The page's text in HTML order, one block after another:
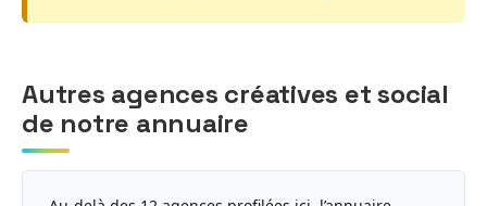
Autres agences créatives et social
de notre annuaire